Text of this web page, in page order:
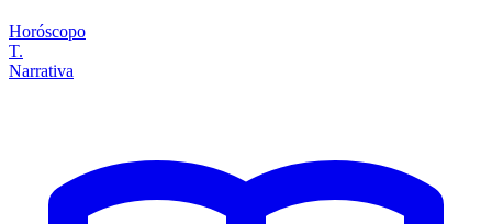
Horóscopo
T.
Narrativa